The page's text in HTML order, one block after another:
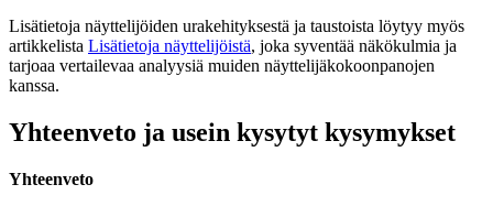
Lisätietoja näyttelijöiden urakehityksestä ja taustoista löytyy myös
artikkelista Lisätietoja näyttelijöistä, joka syventää näkökulmia ja
tarjoaa vertailevaa analyysiä muiden näyttelijäkokoonpanojen
kanssa.
Yhteenveto ja usein kysytyt kysymykset
Yhteenveto